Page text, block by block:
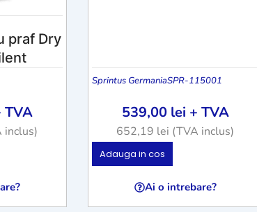
praf Dry
TVA
inclus)
Sprintus GermaniaSPR-115001
539,00 lei + TVA
652,19 lei (TVA inclus)
Adauga in cos
Ai o intrebare?